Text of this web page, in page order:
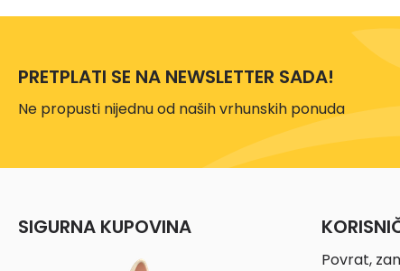
PRETPLATI SE NA NEWSLETTER SADA!
Ne propusti nijednu od naših vrhunskih ponuda
SIGURNA KUPOVINA
Povrat,